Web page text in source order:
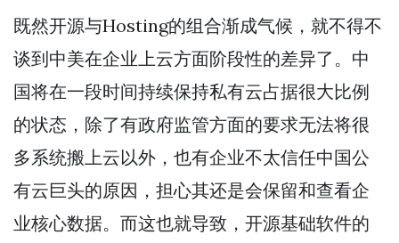
既然开源与Hosting的组合渐成气候，就不得不
谈到中美在企业上云方面阶段性的差异了。中
国将在一段时间持续保持私有云占据很大比例
的状态，除了有政府监管方面的要求无法将很
多系统搬上云以外，也有企业不太信任中国公
有云巨头的原因，担心其还是会保留和查看企
业核心数据。而这也就导致，开源基础软件的